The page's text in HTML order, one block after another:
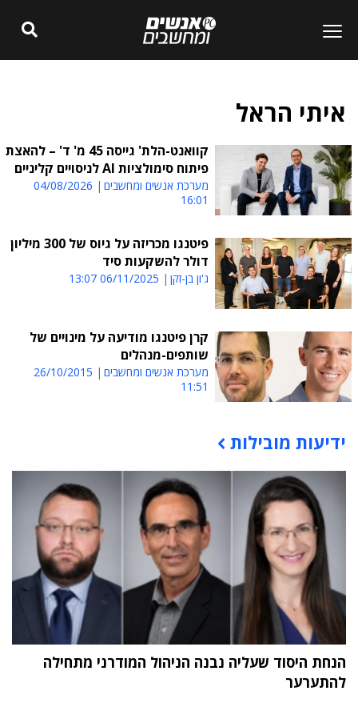
איתי הראל
קוואנט-הלת' גייסה 45 מ' ד' – להאצת
פיתוח סימולציות AI לניסויים קליניים
מערכת אנשים ומחשבים
04/08/2026
16:01
פיטנגו מכריזה על גיוס של 300 מיליון
דולר להשקעות סיד
ג'ון בן-זקן 06/11/2025 13:07
קרן פיטנגו מודיעה על מינויים של
שותפים-מנהלים
מערכת אנשים ומחשבים
26/10/2015
11:51
תוכן פרסומי
ידיעות מובילות
הנחת היסוד שעליה נבנה הניהול המודרני מתחילה
להתערער